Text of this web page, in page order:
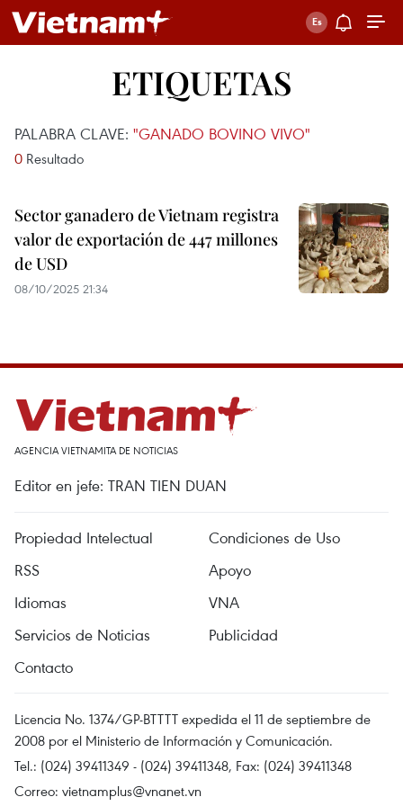
ETIQUETAS
PALABRA CLAVE: "GANADO BOVINO VIVO"
0 Resultado
Sector ganadero de Vietnam registra
valor de exportación de 447 millones
de USD
08/10/2025 21:34
AGENCIA VIETNAMITA DE NOTICIAS
Editor en jefe: TRAN TIEN DUAN
Propiedad Intelectual
Condiciones de Uso
RSS
Apoyo
Idiomas
VNA
Servicios de Noticias
Publicidad
Contacto
Licencia No. 1374/GP-BTTTT expedida el 11 de septiembre de
2008 por el Ministerio de Información y Comunicación.
Tel.: (024) 39411349 - (024) 39411348, Fax: (024) 39411348
Correo: vietnamplus@vnanet.vn